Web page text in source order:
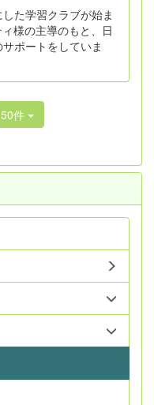
た学習クラブが始ま
様の主導のもと、日
ポートをしていま
50件